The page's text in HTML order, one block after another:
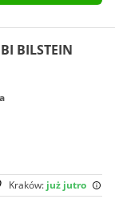
BILSTEIN
Kraków: już jutro